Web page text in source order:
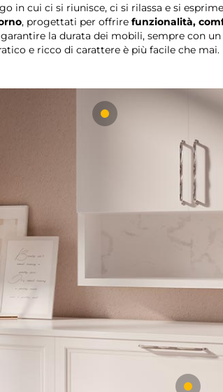
in cui ci si riunisce, ci si rilassa e si
, progettati per offrire funzionalità,
la durata dei mobili, sempre con
e ricco di carattere è più facile che mai.